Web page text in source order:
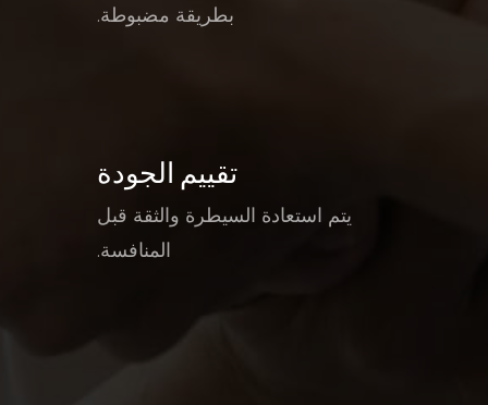
بطريقة مضبوطة.
تقييم الجودة
يتم استعادة السيطرة والثقة قبل
المنافسة.